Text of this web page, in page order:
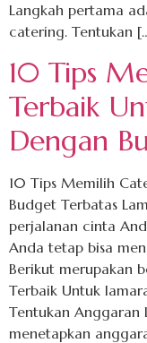
Langkah pertama
catering. Tentukan
10 Tips
Terbaik
Dengan
10 Tips Memilih
Budget Terbatas
perjalanan cinta
Anda tetap bisa
Berikut merupakan
Terbaik Untuk
Tentukan Anggaran
menetapkan